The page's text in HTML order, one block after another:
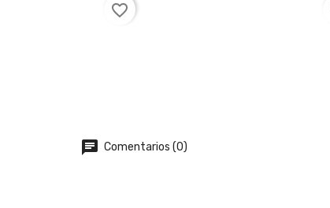
favorite_border
chat Comentarios (0)